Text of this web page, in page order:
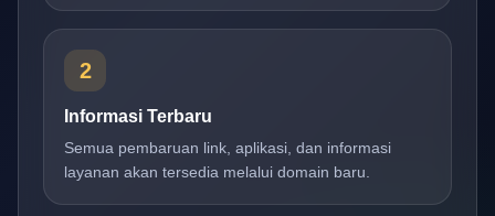
2
Informasi Terbaru
Semua pembaruan link, aplikasi, dan informasi
layanan akan tersedia melalui domain baru.